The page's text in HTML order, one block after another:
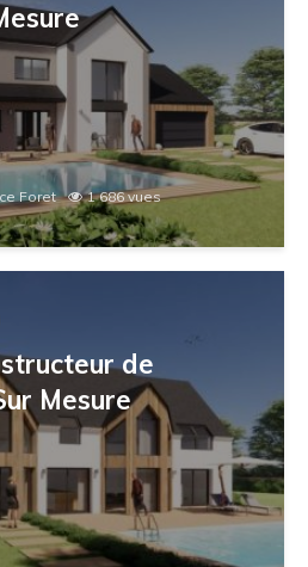
Foret 1 686 vues
de
Mesure